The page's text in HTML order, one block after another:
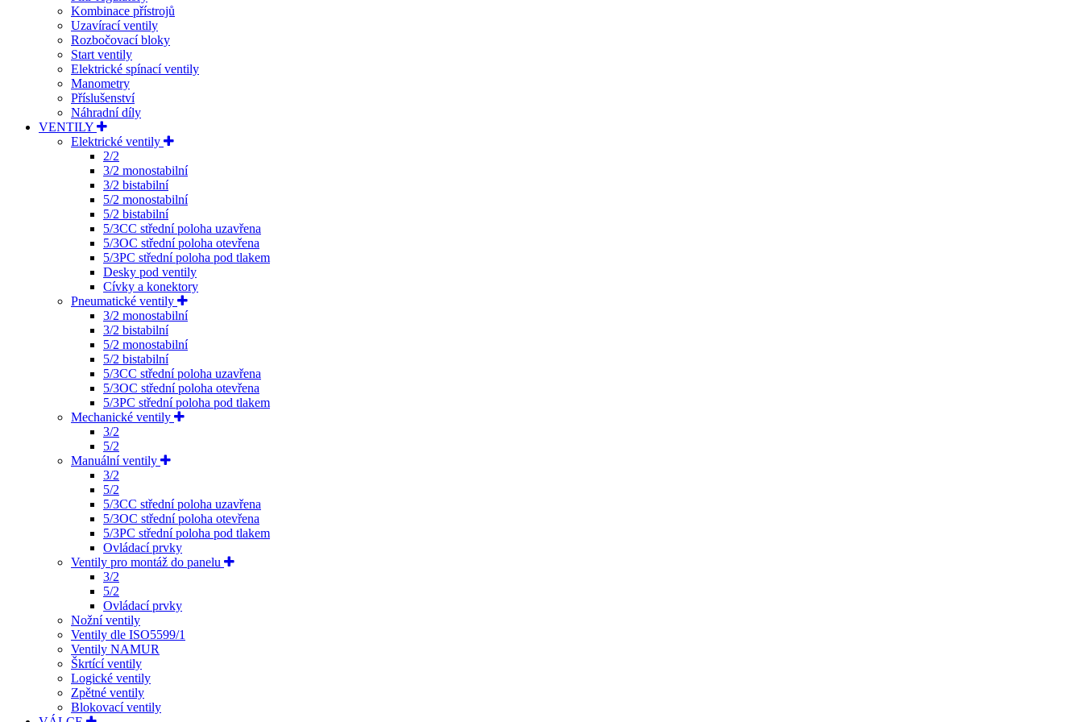
Kombinace přístrojů
Uzavírací ventily
Rozbočovací bloky
Start ventily
Elektrické spínací ventily
Manometry
Příslušenství
Náhradní díly
VENTILY
Elektrické ventily
2/2
3/2 monostabilní
3/2 bistabilní
5/2 monostabilní
5/2 bistabilní
5/3CC střední poloha uzavřena
5/3OC střední poloha otevřena
5/3PC střední poloha pod tlakem
Desky pod ventily
Cívky a konektory
Pneumatické ventily
3/2 monostabilní
3/2 bistabilní
5/2 monostabilní
5/2 bistabilní
5/3CC střední poloha uzavřena
5/3OC střední poloha otevřena
5/3PC střední poloha pod tlakem
Mechanické ventily
3/2
5/2
Manuální ventily
3/2
5/2
5/3CC střední poloha uzavřena
5/3OC střední poloha otevřena
5/3PC střední poloha pod tlakem
Ovládací prvky
Ventily pro montáž do panelu
3/2
5/2
Ovládací prvky
Nožní ventily
Ventily dle ISO5599/1
Ventily NAMUR
Škrtící ventily
Logické ventily
Zpětné ventily
Blokovací ventily